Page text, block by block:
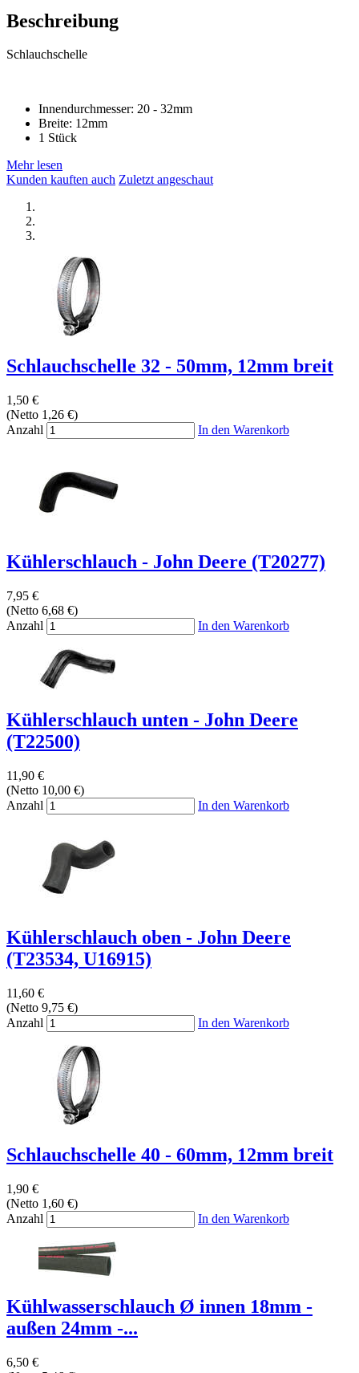
Beschreibung
Schlauchschelle
Innendurchmesser: 20 - 32mm
Breite: 12mm
1 Stück
Mehr lesen
Kunden kauften auch Zuletzt angeschaut
Schlauchschelle 32 - 50mm, 12mm breit
1,50 €
(Netto 1,26 €)
Anzahl
In den Warenkorb
Kühlerschlauch - John Deere (T20277)
7,95 €
(Netto 6,68 €)
Anzahl
In den Warenkorb
Kühlerschlauch unten - John Deere
(T22500)
11,90 €
(Netto 10,00 €)
Anzahl
In den Warenkorb
Kühlerschlauch oben - John Deere
(T23534, U16915)
11,60 €
(Netto 9,75 €)
Anzahl
In den Warenkorb
Schlauchschelle 40 - 60mm, 12mm breit
1,90 €
(Netto 1,60 €)
Anzahl
In den Warenkorb
Kühlwasserschlauch Ø innen 18mm -
außen 24mm -...
6,50 €